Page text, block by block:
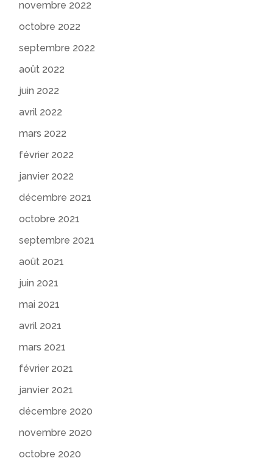
novembre 2022
octobre 2022
septembre 2022
août 2022
juin 2022
avril 2022
mars 2022
février 2022
janvier 2022
décembre 2021
octobre 2021
septembre 2021
août 2021
juin 2021
mai 2021
avril 2021
mars 2021
février 2021
janvier 2021
décembre 2020
novembre 2020
octobre 2020